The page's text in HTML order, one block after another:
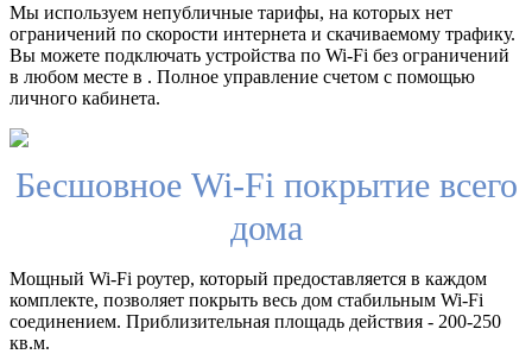
Мы используем непубличные тарифы, на которых нет
ограничений по скорости интернета и скачиваемому трафику.
Вы можете подключать устройства по Wi-Fi без ограничений
в любом месте в . Полное управление счетом с помощью
личного кабинета.
Бесшовное Wi-Fi покрытие всего
дома
Мощный Wi-Fi роутер, который предоставляется в каждом
комплекте, позволяет покрыть весь дом стабильным Wi-Fi
соединением. Приблизительная площадь действия - 200-250
кв.м.